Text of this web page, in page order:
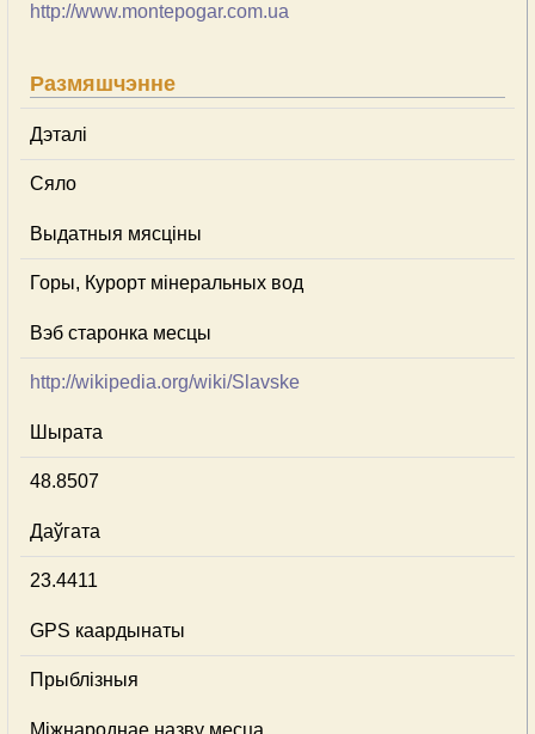
http://www.montepogar.com.ua
Размяшчэнне
Дэталі
Сяло
Выдатныя мясціны
Горы, Курорт мінеральных вод
Вэб старонка месцы
http://wikipedia.org/wiki/Slavske
Шырата
48.8507
Даўгата
23.4411
GPS каардынаты
Прыблізныя
Міжнароднае назву месца